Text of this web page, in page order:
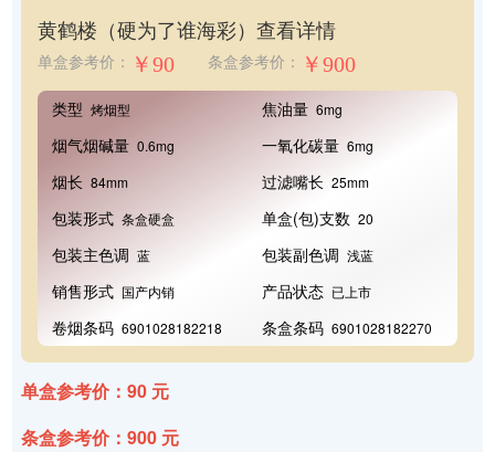
黄鹤楼（硬为了谁海彩）查看详情
单盒参考价： ￥90 条盒参考价： ￥900
类型 烤烟型 焦油量 6mg
烟气烟碱量 0.6mg 一氧化碳量 6mg
烟长 84mm 过滤嘴长 25mm
包装形式 条盒硬盒 单盒(包)支数 20
包装主色调 蓝 包装副色调 浅蓝
销售形式 国产内销 产品状态 已上市
卷烟条码 6901028182218 条盒条码 6901028182270
单盒参考价：90 元
条盒参考价：900 元